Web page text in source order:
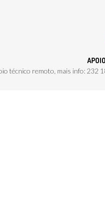
técnico remoto, mais info: 232